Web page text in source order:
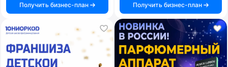
Получить бизнес-план
Получить бизнес-план